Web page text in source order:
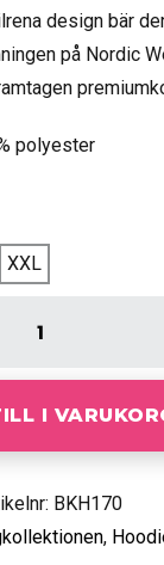
design bär
på Nordic
polyester
XXL
I
BKH170
,